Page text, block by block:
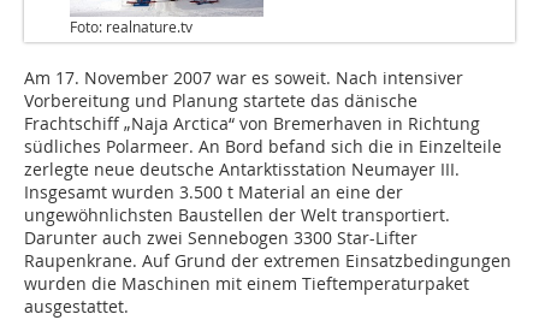
Foto: realnature.tv
Am 17. November 2007 war es soweit. Nach intensiver
Vorbereitung und Planung startete das dänische
Frachtschiff „Naja Arctica“ von Bremerhaven in Richtung
südliches Polarmeer. An Bord befand sich die in Einzelteile
zerlegte neue deutsche Antarktisstation Neumayer III.
Insgesamt wurden 3.500 t Material an eine der
ungewöhnlichsten Baustellen der Welt transportiert.
Darunter auch zwei Sennebogen 3300 Star-Lifter
Raupenkrane. Auf Grund der extremen Einsatzbedingungen
wurden die Maschinen mit einem Tieftemperaturpaket
ausgestattet.